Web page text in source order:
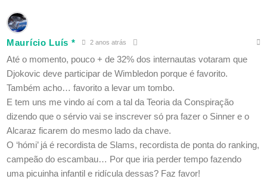
Maurício Luís * 2 anos atrás
Até o momento, pouco + de 32% dos internautas votaram que
Djokovic deve participar de Wimbledon porque é favorito.
Também acho… favorito a levar um tombo.
E tem uns me vindo aí com a tal da Teoria da Conspiração
dizendo que o sérvio vai se inscrever só pra fazer o Sinner e o
Alcaraz ficarem do mesmo lado da chave.
O ‘hómi’ já é recordista de Slams, recordista de ponta do ranking,
campeão do escambau… Por que iria perder tempo fazendo
uma picuinha infantil e ridícula dessas? Faz favor!